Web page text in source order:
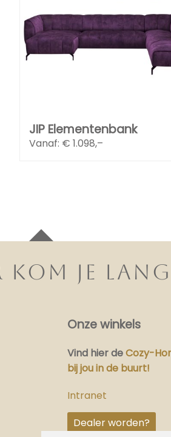
JIP Elementenbank
Vanaf: € 1.098,–
KOM JE
Onze winkels
Vind hierdeCozy-
bij jou in de buurt!
Intranet
Dealer worden?